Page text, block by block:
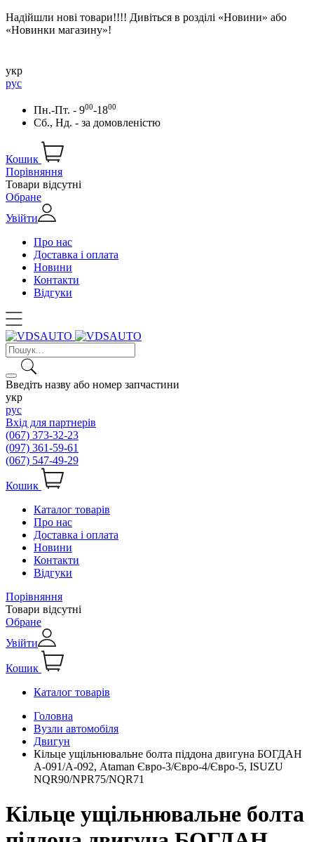
Надійшли нові товари!!!! Дивіться в розділі «Новини» або
«Новинки магазину»!
укр
рус
Пн.-Пт. - 900-1800
Сб., Нд. - за домовленістю
Кошик
Порівняння
Товари відсутні
Обране
Увійти
Про нас
Доставка і оплата
Новини
Контакти
Відгуки
Введіть назву або номер запчастини
укр
рус
Вхід для партнерів
(067) 373-32-23
(097) 361-59-61
(067) 547-49-29
Кошик
Каталог товарів
Про нас
Доставка і оплата
Новини
Контакти
Відгуки
Порівняння
Товари відсутні
Обране
Увійти
Кошик
Каталог товарів
Головна
Вузли автомобіля
Двигун
Кільце ущільнювальне болта піддона двигуна БОГДАН
А-091/А-092, Ataman Євро-3/Євро-4/Євро-5, ISUZU
NQR90/NPR75/NQR71
Кільце ущільнювальне болта